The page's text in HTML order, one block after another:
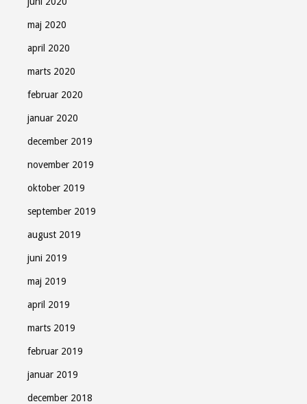
maj 2020
april 2020
marts 2020
februar 2020
januar 2020
december 2019
november 2019
oktober 2019
september 2019
august 2019
juni 2019
maj 2019
april 2019
marts 2019
februar 2019
januar 2019
december 2018